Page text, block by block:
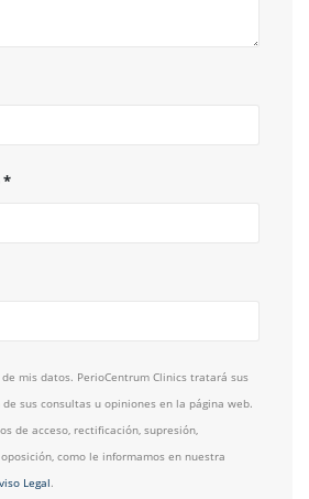
*
mis datos. PerioCentrum Clinics tratará sus
sus consultas u opiniones en la página web.
de acceso, rectificación, supresión,
como le informamos en nuestra
Legal.